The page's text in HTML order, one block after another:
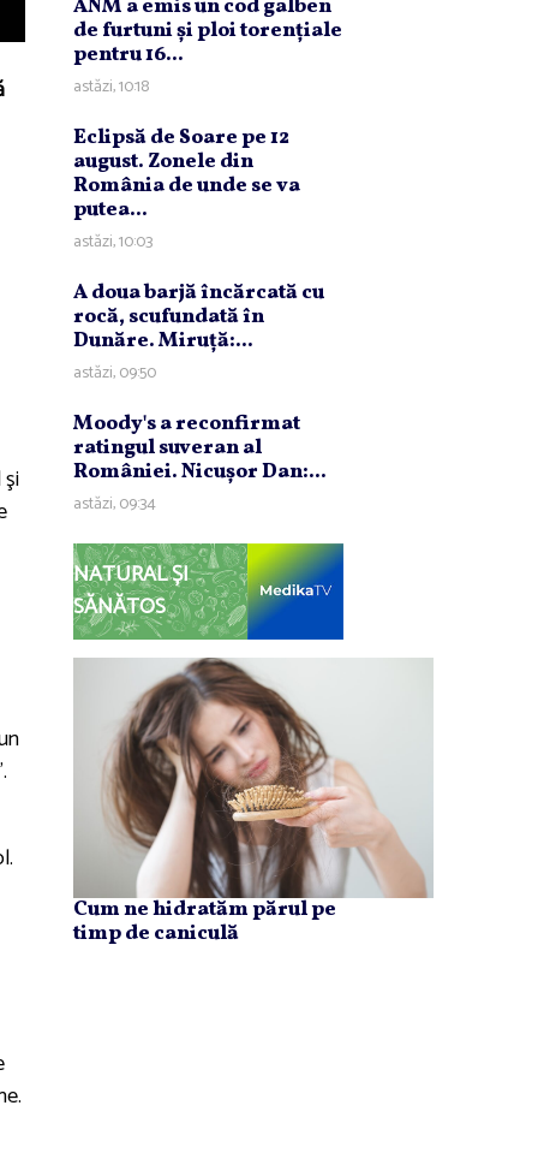
ANM a emis un cod galben
de furtuni şi ploi torenţiale
pentru 16...
astăzi, 10:18
Eclipsă de Soare pe 12
august. Zonele din
România de unde se va
putea...
astăzi, 10:03
A doua barjă încărcată cu
rocă, scufundată în
Dunăre. Miruţă:...
astăzi, 09:50
Moody's a reconfirmat
ratingul suveran al
României. Nicuşor Dan:...
astăzi, 09:34
NATURAL ȘI
SĂNĂTOS
Cum ne hidratăm părul pe
timp de caniculă